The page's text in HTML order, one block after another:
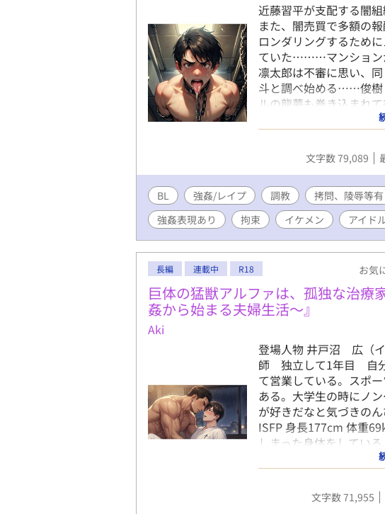
近藤習平が支配する闇
また、闇売買で多額の
ロンダリングするため
ていた………マンション
凛太郎は不審に思い、
斗と調べ始める……俊樹
ルの龍夢も巻き込まれ
は羽をもぎ取られ……食
文字数 79,089
BL 強姦/レイプ 調教 拷問、陵辱等有
強姦表現あり
拘束 イケメン アイド
長編 連載中 R18 お気
巨体の猛獣アルファは、孤独な治療
姦から始まる夫婦生活～』
Aki
登場人物 井戸沼 広（
師 独立して1年目 自分
て営業している。スポ
ある。大学生の時にノ
が好きだなと気づきの
ISFP 身長177cm 体重
しまった身体をしてい
る。鷹也ことはかっこ
けないよなと一線を引
ませて鷹也の気持ちに
倒されて最後までされ
文字数 71,955